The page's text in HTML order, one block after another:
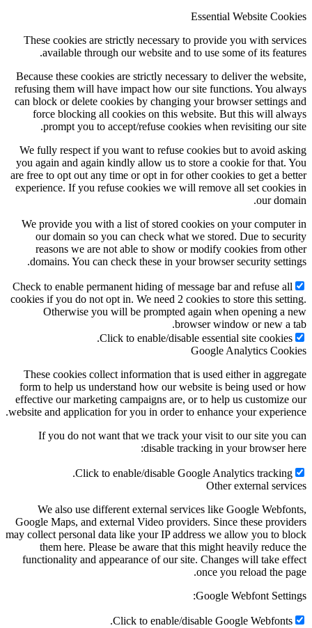
Essential Website
These cookies are strictly necessary to provide you with
available through our website and to use some of its
Because these cookies are strictly necessary to deliver the
refusing them will have impact how our site functions. You
can block or delete cookies by changing your browser settings
force blocking all cookies on this website. But this will
prompt you to accept/refuse cookies when revisiting our
We fully respect if you want to refuse cookies but to avoid
you again and again kindly allow us to store a cookie for that.
are free to opt out any time or opt in for other cookies to get a
experience. If you refuse cookies we will remove all set
our
We provide you with a list of stored cookies on your
our domain so you can check what we stored. Due to
reasons we are not able to show or modify cookies from
domains. You can check these in your browser security
Check to enable permanent hiding of message bar and refuse
cookies if you do not opt in. We need 2 cookies to store this
Otherwise you will be prompted again when opening a
browser window or new a
Click to enable/disable essential site
Google Analytics
These cookies collect information that is used either in
form to help us understand how our website is being used or
effective our marketing campaigns are, or to help us
website and application for you in order to enhance your
If you do not want that we track your visit to our site you
disable tracking in your browser
Click to enable/disable Google Analytics
Other external
We also use different external services like Google
Google Maps, and external Video providers. Since these
may collect personal data like your IP address we allow you to
them here. Please be aware that this might heavily
functionality and appearance of our site. Changes will take
once you reload the
Google Webfont
Click to enable/disable Google